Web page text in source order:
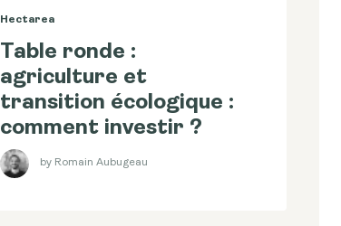
Hectarea
Table ronde :
agriculture et
transition écologique :
comment investir ?
by Romain Aubugeau